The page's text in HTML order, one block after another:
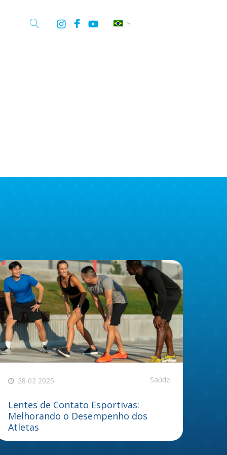
28 02 2025 Saúde
Lentes de Contato Esportivas:
Melhorando o Desempenho dos
Atletas